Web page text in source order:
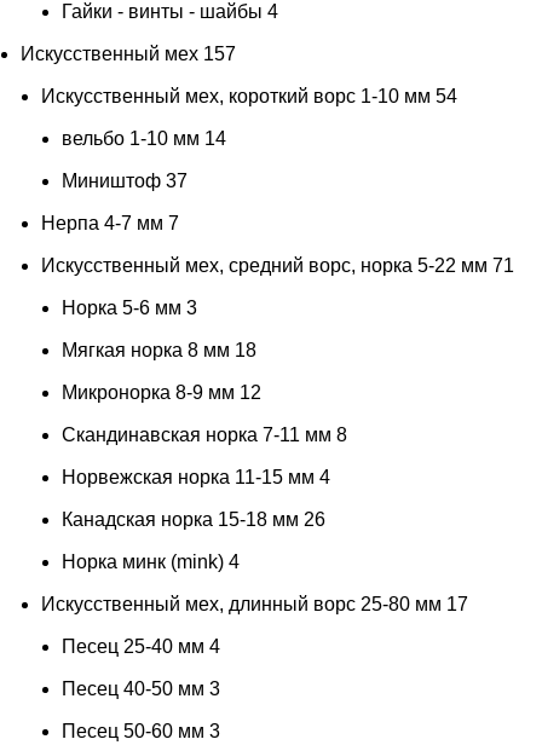
желтый с голубым
жемчужно-персиковый
жемчужный 1
защитно- оливковый 1
защитный хаки 1
зеленая бирюза 1
Зелёная горчица 1
Зеленая груша 1
зелено-синий 1
зеленовато-бежевый 1
Зеленое яблоко 3
зелёные 8
Зелёный 8
зеленый камуфляж 1
зеленый лайм 1
зеленый трилистник 2
зеленый чай 2
Гайки - винты - шайбы 4
Искусственный мех 157
Искусственный мех, короткий ворс 1-10 мм 54
вельбо 1-10 мм 14
Миништоф 37
Нерпа 4-7 мм 7
Искусственный мех, средний ворс, норка 5-22 мм 71
Норка 5-6 мм 3
Мягкая норка 8 мм 18
Микронорка 8-9 мм 12
Скандинавская норка 7-11 мм 8
Норвежская норка 11-15 мм 4
Канадская норка 15-18 мм 26
Норка минк (mink) 4
Искусственный мех, длинный ворс 25-80 мм 17
Песец 25-40 мм 4
Песец 40-50 мм 3
Песец 50-60 мм 3